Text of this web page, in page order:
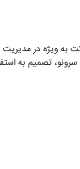
به ویژه در مدیریت